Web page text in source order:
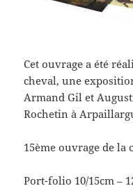
Cet ouvrage a été
cheval, une
Armand Gil et
Rochetin à
15ème ouvrage de
Port-folio 10/15cm –